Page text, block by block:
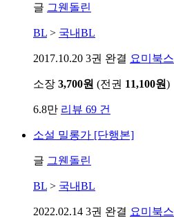
글 그웬돌린
BL > 국내BL
2017.10.20 3권 완결 요미북스
소장 3,700원 (전권 11,100원)
6.8만 리뷰 69 건
소설 밀롱가 [단행본]
글 그웬돌린
BL > 국내BL
2022.02.14 3권 완결 요미북스